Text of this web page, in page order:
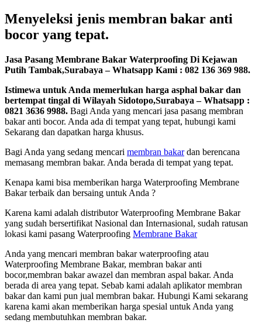
Menyeleksi jenis membran bakar anti
bocor yang tepat.
Jasa Pasang Membrane Bakar Waterproofing Di Kejawan
Putih Tambak,Surabaya – Whatsapp Kami : 082 136 369 988.
Istimewa untuk Anda memerlukan harga asphal bakar dan
bertempat tingal di Wilayah Sidotopo,Surabaya – Whatsapp :
0821 3636 9988. Bagi Anda yang mencari jasa pasang membran
bakar anti bocor. Anda ada di tempat yang tepat, hubungi kami
Sekarang dan dapatkan harga khusus.
Bagi Anda yang sedang mencari membran bakardan berencana
memasang membran bakar. Anda berada di tempat yang tepat.
Kenapa kami bisa memberikan harga Waterproofing Membrane
Bakar terbaik dan bersaing untuk Anda ?
Karena kami adalah distributor Waterproofing Membrane Bakar
yang sudah bersertifikat Nasional dan Internasional, sudah ratusan
lokasi kami pasang Waterproofing Membrane Bakar
Anda yang mencari membran bakar waterproofing atau
Waterproofing Membrane Bakar, membran bakar anti
bocor,membran bakar awazel dan membran aspal bakar. Anda
berada di area yang tepat. Sebab kami adalah aplikator membran
bakar dan kami pun jual membran bakar. Hubungi Kami sekarang
karena kami akan memberikan harga spesial untuk Anda yang
sedang membutuhkan membran bakar.